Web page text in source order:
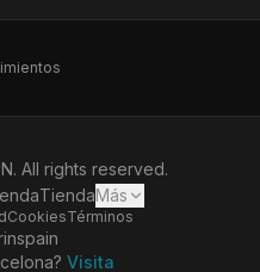
s
All rights reserved.
TiendaMás
CookiesTérminos
Visita